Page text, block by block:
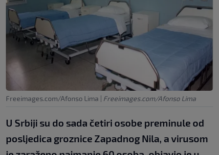
Freeimages.com/Afonso Lima | Freeimages.com/Afonso Lima
U Srbiji su do sada četiri osobe preminule od
posljedica groznice Zapadnog Nila, a virusom